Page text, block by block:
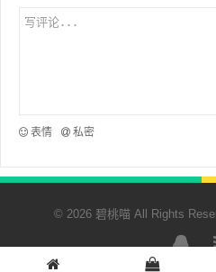
表情 私密
© 2026 碧桃喵 All Rights